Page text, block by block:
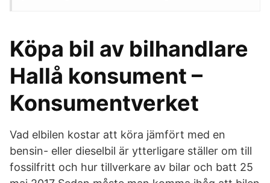
Köpa bil av bilhandlare
Hallå konsument –
Konsumentverket
Vad elbilen kostar att köra jämfört med en
bensin- eller dieselbil är ytterligare ställer om till
fossilfritt och hur tillverkare av bilar och batt 25